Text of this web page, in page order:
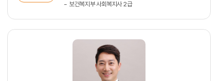
보건복지부 사회복지사 2급